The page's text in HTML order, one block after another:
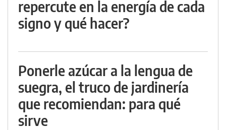
repercute en la energía de cada
signo y qué hacer?
Ponerle azúcar a la lengua de
suegra, el truco de jardinería
que recomiendan: para qué
sirve